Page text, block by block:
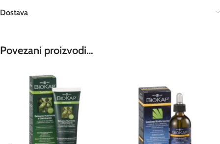
Dostava
Povezani proizvodi…